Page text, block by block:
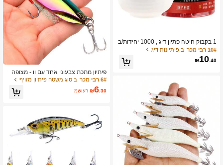
1 בקבוק חיטה פתיון דיג , 1000 יחידות/ב
קבוק
10# רבי מכר ב פיתיונות דיג
₪10.40
פיתיון מתכת צבעוני אחד עם וו - מצופה
אלקטרוליטי לדיג במים מתוקים ומלוחים -
20 גרם, 30 גרם ו-40 גרם - ציוד דיג חיוני
6# רבי מכר ב סוג משטח פיתיון מזויף
₪6.30 משוער